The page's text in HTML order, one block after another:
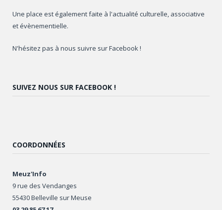
Une place est également faite à l'actualité culturelle, associative
et évènementielle.
N'hésitez pas à nous suivre sur Facebook !
SUIVEZ NOUS SUR FACEBOOK !
COORDONNÉES
Meuz'Info
9 rue des Vendanges
55430 Belleville sur Meuse